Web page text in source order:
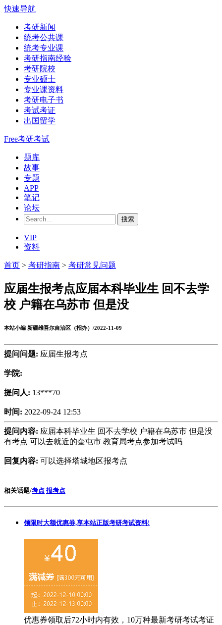
快速导航
考研新闻
统考公共课
统考专业课
考研指南经验
考研院校
专业硕士
专业课资料
考研电子书
考试考证
出国留学
Free考研考试
题库
故事
专题
APP
笔记
论坛
搜索
VIP
资料
首页 > 考研指南 > 考研常见问题
应届生报考点应届本科毕业生 回不去学
校 户籍在乌苏市 但是没
本站小编 新疆维吾尔自治区（招办）/2022-11-09
提问问题: 应届生报考点
学院:
提问人: 13***70
时间: 2022-09-24 12:53
提问内容: 应届本科毕业生 回不去学校 户籍在乌苏市 但是没
有考点 可以去就近的奎屯市 教育局考点参加考试吗
回复内容: 可以选择塔城地区报考点
相关话题/考点 报考点
领限时大额优惠券,享本站正版考研考试资料!
优惠券领取后72小时内有效，10万种最新考研考试考证